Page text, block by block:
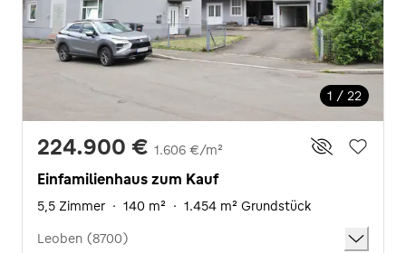
1 / 22
224.900 € 1.606 €/m²
Einfamilienhaus zum Kauf
5,5 Zimmer · 140 m² · 1.454 m² Grundstück
Leoben (8700)